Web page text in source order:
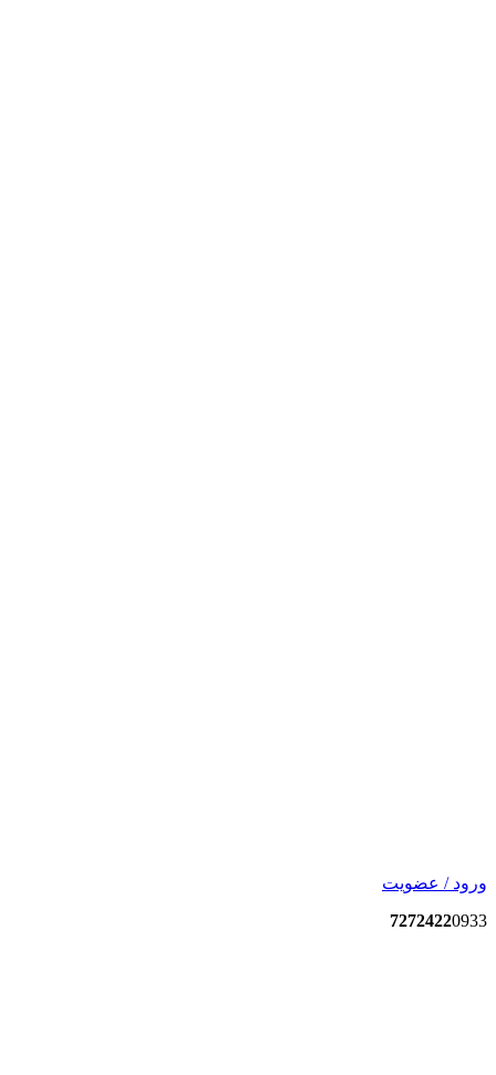
ورود / عضویت
72724220933